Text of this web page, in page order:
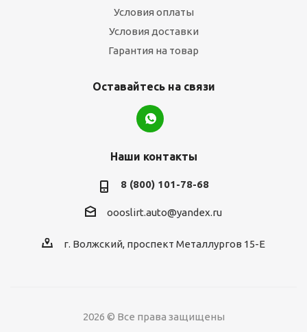
Условия оплаты
Условия доставки
Гарантия на товар
Оставайтесь на связи
Наши контакты
8 (800) 101-78-68
oooslirt.auto@yandex.ru
г. Волжский, проспект Металлургов 15-Е
2026 © Все права защищены